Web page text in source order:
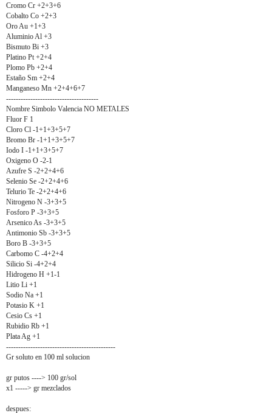
Cromo Cr +2+3+6
Cobalto Co +2+3
Oro Au +1+3
Aluminio Al +3
Bismuto Bi +3
Platino Pt +2+4
Plomo Pb +2+4
Estaño Sm +2+4
Manganeso Mn +2+4+6+7
--------------------------------------
Nombre Simbolo Valencia NO METALES
Fluor F 1
Cloro Cl -1+1+3+5+7
Bromo Br -1+1+3+5+7
Iodo I -1+1+3+5+7
Oxigeno O -2-1
Azufre S -2+2+4+6
Selenio Se -2+2+4+6
Telurio Te -2+2+4+6
Nitrogeno N -3+3+5
Fosforo P -3+3+5
Arsenico As -3+3+5
Antimonio Sb -3+3+5
Boro B -3+3+5
Carbomo C -4+2+4
Silicio Si -4+2+4
Hidrogeno H +1-1
Litio Li +1
Sodio Na +1
Potasio K +1
Cesio Cs +1
Rubidio Rb +1
Plata Ag +1
---------------------------------------------
Gr soluto en 100 ml solucion
gr putos ----> 100 gr/sol
x1 -----> gr mezclados
despues: